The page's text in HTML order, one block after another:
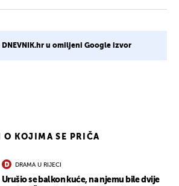
DNEVNIK.hr u omiljeni Google izvor
KOJIMA SE PRIČA
DRAMA U RIJECI
Urušio se balkon kuće, na njemu bile dvije